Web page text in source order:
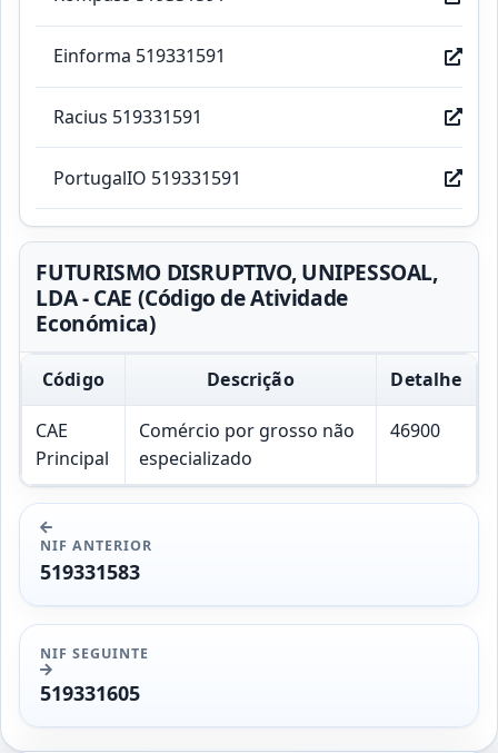
Einforma 519331591
Racius 519331591
PortugalIO 519331591
FUTURISMO DISRUPTIVO, UNIPESSOAL,
LDA - CAE (Código de Atividade
Económica)
Código Descrição Detalhe
CAE
Principal
Comércio por grosso não
especializado
46900
NIF ANTERIOR
519331583
NIF SEGUINTE
519331605